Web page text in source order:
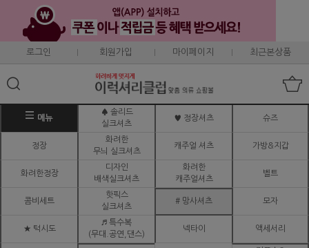
로그인 회원가입 마이페이지 최근본상품
메뉴
♠ 솔리드
실크셔츠
♥ 정장셔츠 슈즈
정장
화려한
무늬 실크셔츠
캐주얼 셔츠 가방&지갑
화려한정장
디자인
배색실크셔츠
화려한
캐주얼셔츠
벨트
콤비세트
핫픽스
실크셔츠
# 망사셔츠 모자
★ 턱시도
♬ 특수복
(무대.공연,댄스)
넥타이 액세서리